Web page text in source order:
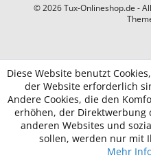
© 2026 Tux-Onlineshop.de -
Diese Website benutzt
der Website erforderlich
Andere Cookies, die den
erhöhen, der
anderen Websites und
sollen, werden nur mit
Mehr